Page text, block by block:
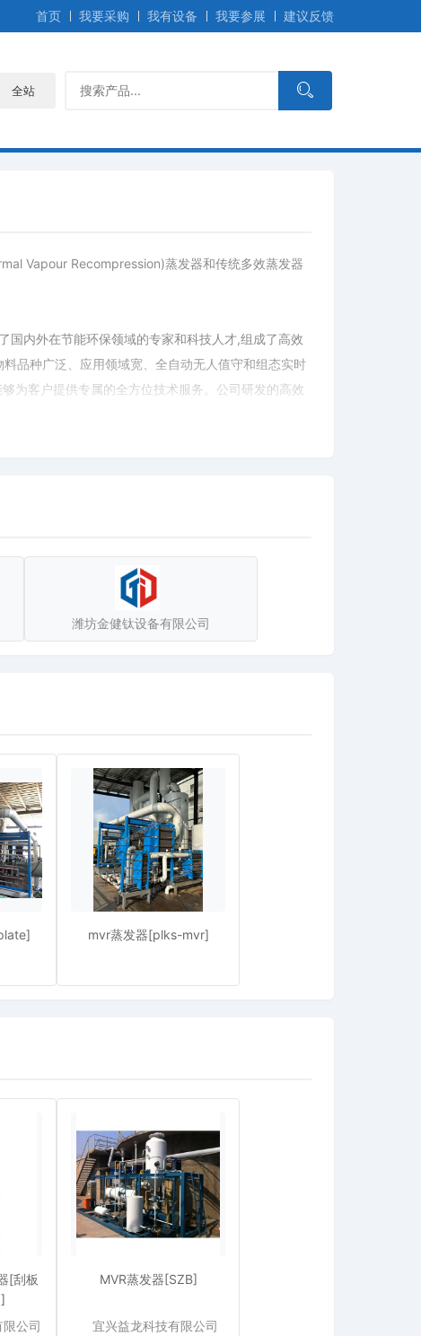
首页 我要采购 我有设备 我要参展 建议反馈
全站
Vapour Recompression)蒸发器和传统多效蒸发器
内外在节能环保领域的专家和科技人才,组成了高效
品种广泛、应用领域宽、全自动无人值守和组态实时
为客户提供专属的全方位技术服务。公司研发的高效
潍坊金健钛设备有限公司
mvr蒸发器[plks-mvr]
[刮板
公司
MVR蒸发器[SZB]
宜兴益龙科技有限公司